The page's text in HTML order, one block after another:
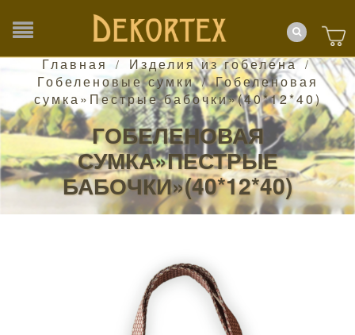
Главная / Изделия из гобелена /
Гобеленовые сумки /Гобеленовая
сумка»Пестрые бабочки»(40*12*40)
ГОБЕЛЕНОВАЯ
СУМКА»ПЕСТРЫЕ
БАБОЧКИ»(40*12*40)